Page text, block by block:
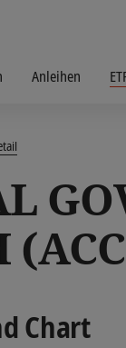
Anleihen
Chart